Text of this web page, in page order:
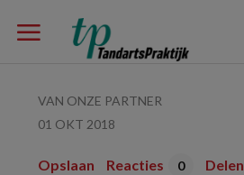
VAN ONZE PARTNER
01 OKT 2018
Opslaan Reacties 0 Delen